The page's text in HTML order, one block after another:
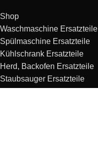
Shop
Waschmaschine Ersatzteile
Spülmaschine Ersatzteile
Kühlschrank Ersatzteile
Herd, Backofen Ersatzteile
Staubsauger Ersatzteile